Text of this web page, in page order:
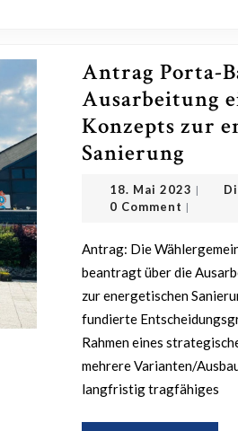
Antrag Porta-
Ausarbeitung
Konzepts zur
Sanierung
Porta-
Bad:
eines
zur
18. Mai 2023 18.
|
0 Comment |
Antrag: Die Wählergemeinschaft Porta
beantragt über die
zur energetischen
fundierte
Rahmen eines
mehrere Varianten/
langfristig tragfähiges